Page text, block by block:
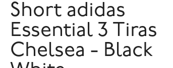
Short adidas
Essential 3 Tiras
Chelsea - Black